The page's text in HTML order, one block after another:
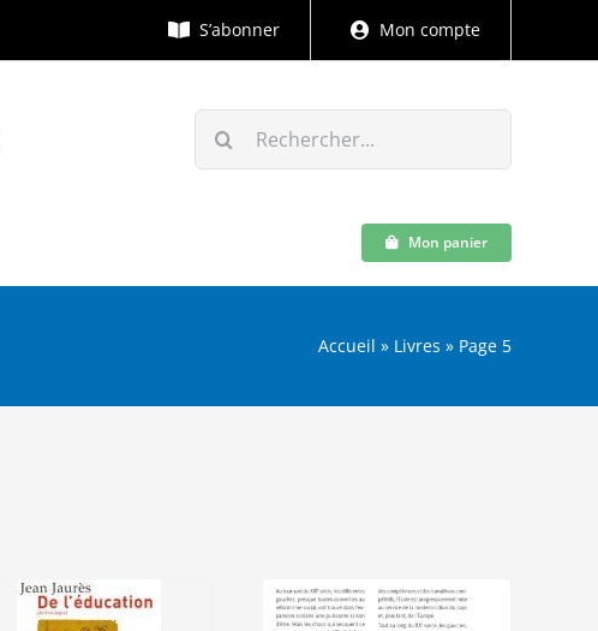
S’abonner Mon compte
Rechercher:
Mon panier
Accueil » Livres » Page 5